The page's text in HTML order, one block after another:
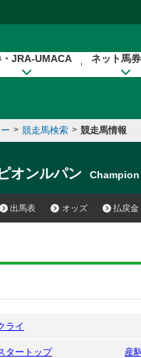
・JRA-UMACA ネット馬
> 競走馬検索 > 競走馬情報
オンルパン
出馬表 オッズ 払戻金
ライ
タートップ 産